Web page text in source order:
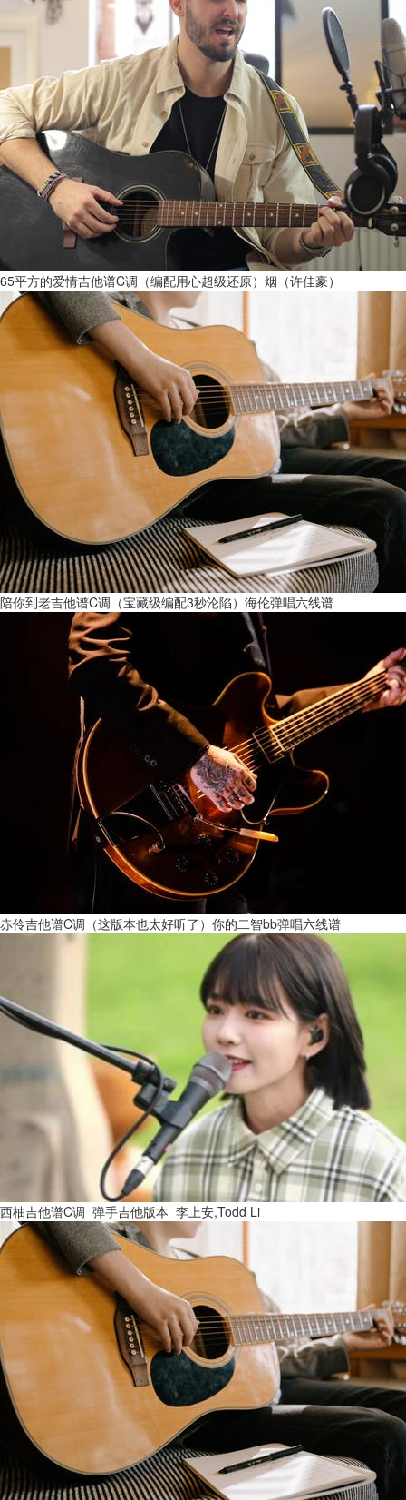
65平方的爱情吉他谱C调（编配用心超级还原）烟（许佳豪）
陪你到老吉他谱C调（宝藏级编配3秒沦陷）海伦弹唱六线谱
赤伶吉他谱C调（这版本也太好听了）你的二智bb弹唱六线谱
西柚吉他谱C调_弹手吉他版本_李上安,Todd Li